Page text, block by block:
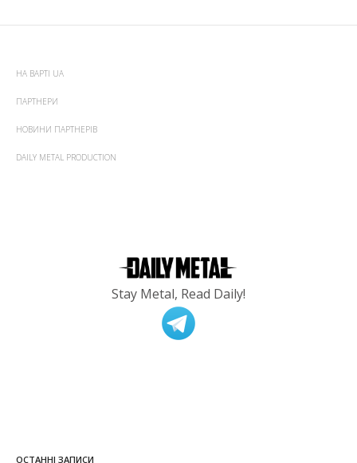
НА ВАРТІ UA
ПАРТНЕРИ
НОВИНИ ПАРТНЕРІВ
DAILY METAL PRODUCTION
Stay Metal, Read Daily!
ОСТАННІ ЗАПИСИ